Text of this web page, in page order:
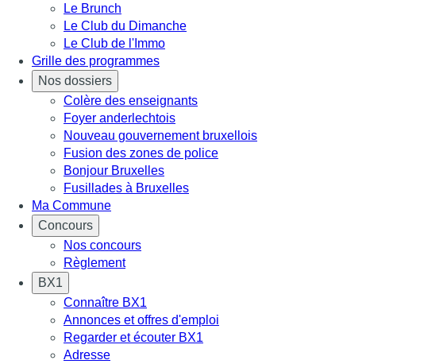
Le Brunch
Le Club du Dimanche
Le Club de l'Immo
Grille des programmes
Nos dossiers
Colère des enseignants
Foyer anderlechtois
Nouveau gouvernement bruxellois
Fusion des zones de police
Bonjour Bruxelles
Fusillades à Bruxelles
Ma Commune
Concours
Nos concours
Règlement
BX1
Connaître BX1
Annonces et offres d'emploi
Regarder et écouter BX1
Adresse